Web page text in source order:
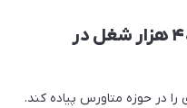
برنامه ریزی دبی برای ایجاد ۴۰ هزار شغل در
در حوزه متاورس پیاده کند.